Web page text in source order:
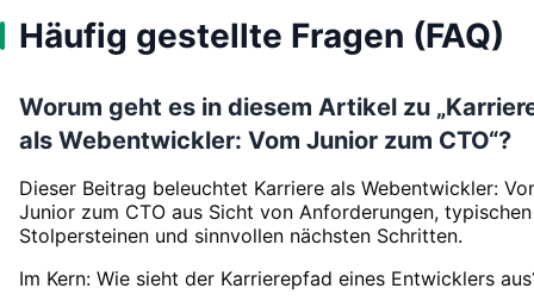
Häufig gestellte Fragen (FAQ)
Worum geht es in diesem Artikel zu
als Webentwickler: Vom Junior zum CTO“?
Dieser Beitrag beleuchtet Karriere als Webentwickler:
Junior zum CTO aus Sicht von Anforderungen, typischen
Stolpersteinen und sinnvollen nächsten Schritten.
Im Kern: Wie sieht der Karrierepfad eines Entwicklers